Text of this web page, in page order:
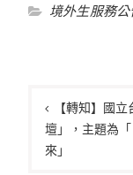
境外生服務公
章
導
【轉知】國
壇」，主題為
來」